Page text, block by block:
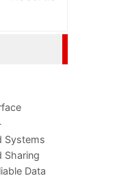
Systems
Sharing
Data